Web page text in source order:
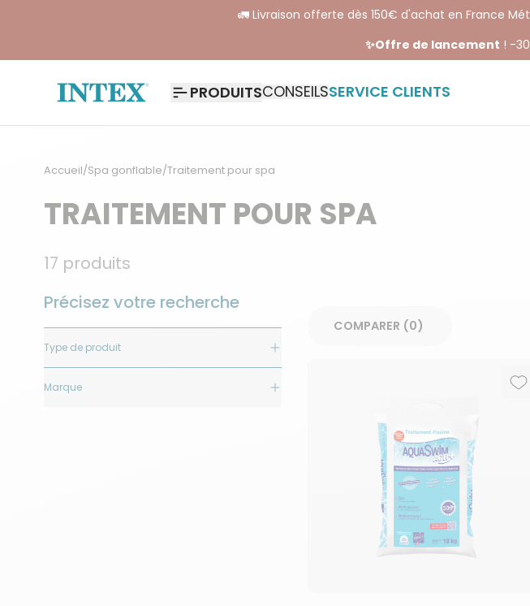
🚛 Livraison offerte dès 150€ d'achat en France
✨Offre de lancement ! -
PRODUITSCONSEILSSERVICE CLIENTS
Accueil/Spa gonflable/Traitement pour spa
TRAITEMENT POUR SPA
17 produits
Précisez votre recherche
Type de produit
Marque
COMPARER (0